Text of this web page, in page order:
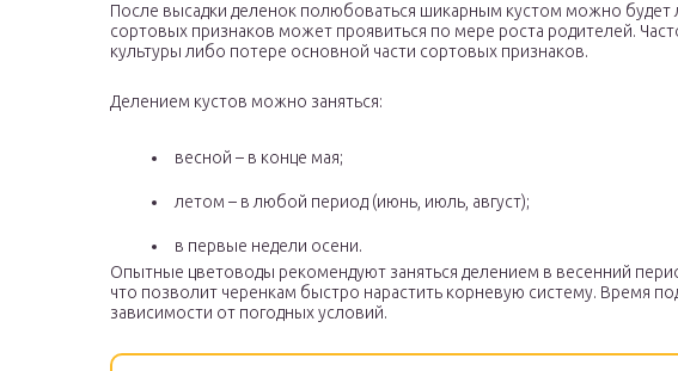
После высадки деленок полюбоваться шикарным кустом можно будет
сортовых признаков может проявиться по мере роста родителей.
культуры либо потере основной части сортовых признаков.
Делением кустов можно заняться:
весной – в конце мая;
летом – в любой период (июнь, июль, август);
в первые недели осени.
Опытные цветоводы рекомендуют заняться делением в весенний
что позволит черенкам быстро нарастить корневую систему. Время
зависимости от погодных условий.